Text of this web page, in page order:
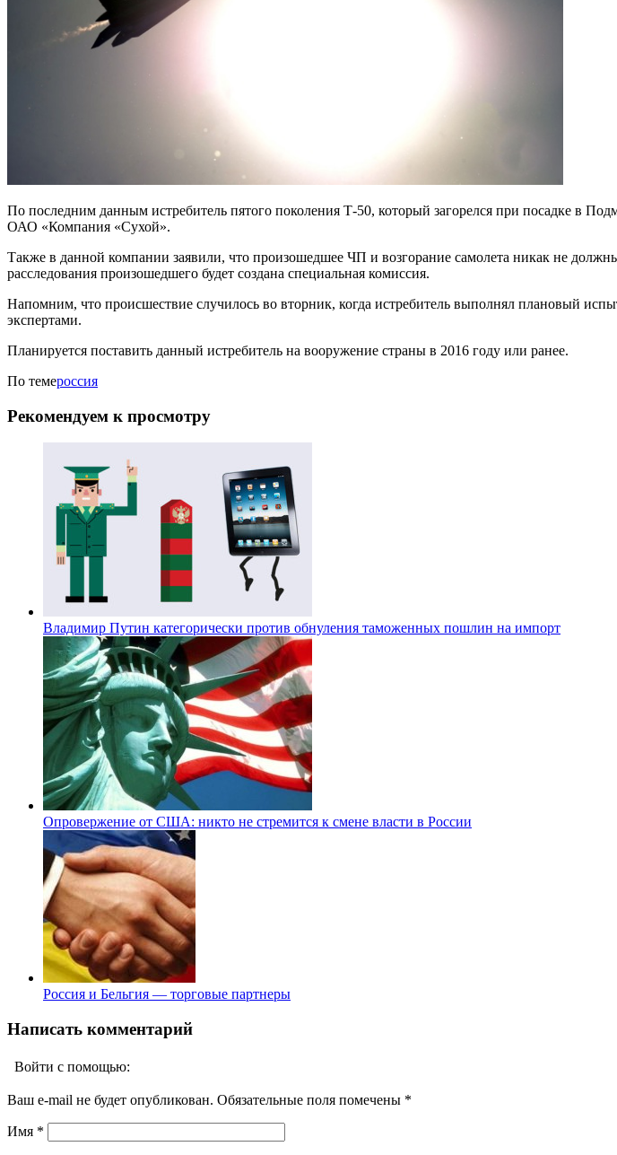
По последним данным истребитель пятого поколения Т-50, который загорелся при посадке в
ОАО «Компания «Сухой».
Также в данной компании заявили, что произошедшее ЧП и возгорание самолета никак не
расследования произошедшего будет создана специальная комиссия.
Напомним, что происшествие случилось во вторник, когда истребитель выполнял плановый
экспертами.
Планируется поставить данный истребитель на вооружение страны в 2016 году или ранее.
По темероссия
Рекомендуем к просмотру
Владимир Путин категорически против обнуления таможенных пошлин на импорт
Опровержение от США: никто не стремится к смене власти в России
Россия и Бельгия — торговые партнеры
Написать комментарий
Войти с помощью:
Ваш e-mail не будет опубликован. Обязательные поля помечены *
Имя *